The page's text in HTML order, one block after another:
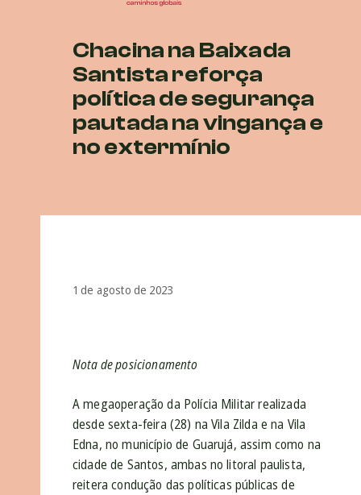
Chacina na Baixada
Santista reforça
política de segurança
pautada na vingança e
no extermínio
1 de agosto de 2023
Nota de posicionamento
A megaoperação da Polícia Militar realizada
desde sexta-feira (28) na Vila Zilda e na Vila
Edna, no município de Guarujá, assim como na
cidade de Santos, ambas no litoral paulista,
reitera condução das políticas públicas de